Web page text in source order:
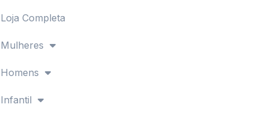
Loja Completa
Mulheres
Homens
Infantil